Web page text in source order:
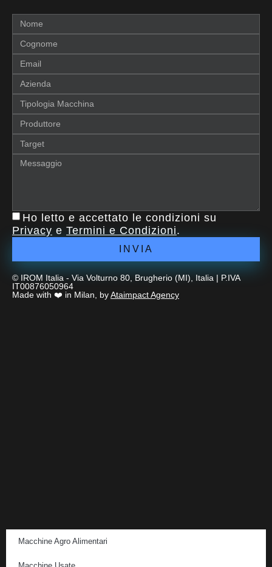
Ho letto e accettato le condizioni su
Privacy e Termini e Condizioni.
INVIA
© IROM Italia - Via Volturno 80, Brugherio (MI), Italia | P.IVA
IT00876050964
Made with ❤️ in Milan, byAtaimpact Agency
Macchine Agro Alimentari